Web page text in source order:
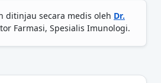
ditinjau secara medis oleh Dr.
Farmasi, Spesialis Imunologi.